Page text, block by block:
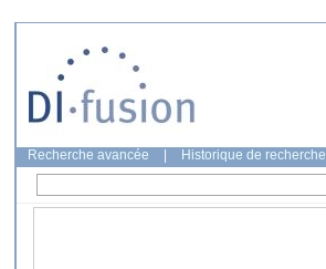
Recherche avancée Historique de recherche